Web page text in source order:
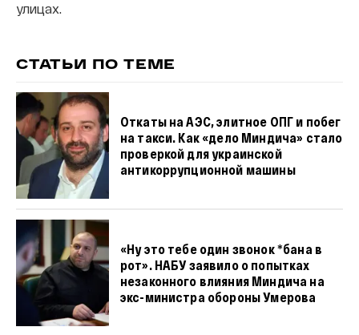
улицах.
СТАТЬИ ПО ТЕМЕ
Откаты на АЭС, элитное ОПГ и побег
на такси. Как «дело Миндича» стало
проверкой для украинской
антикоррупционной машины
«Ну это тебе один звонок *бана в
рот». НАБУ заявило о попытках
незаконного влияния Миндича на
экс-министра обороны Умерова